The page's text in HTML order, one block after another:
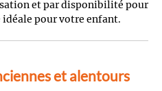
et par disponibilité pour
pour votre enfant.
et alentours